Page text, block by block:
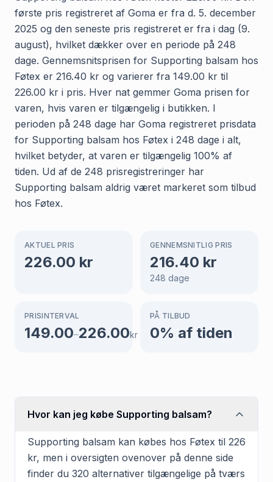
første pris registreret af Goma er fra d. 5. december
2025 og den seneste pris registreret er fra i dag (9.
august), hvilket dækker over en periode på 248
dage. Gennemsnitsprisen for Supporting balsam hos
Føtex er 216.40 kr og varierer fra 149.00 kr til
226.00 kr i pris. Hver nat gemmer Goma prisen for
varen, hvis varen er tilgængelig i butikken. I
perioden på 248 dage har Goma registreret prisdata
for Supporting balsam hos Føtex i 248 dage i alt,
hvilket betyder, at varen er tilgængelig 100% af
tiden. Ud af de 248 prisregistreringer har
Supporting balsam aldrig været markeret som tilbud
hos Føtex.
AKTUEL PRIS
226.00 kr
GENNEMSNITLIG PRIS
216.40 kr
248 dage
PRISINTERVAL
149.00–226.00kr
PÅ TILBUD
0% af tiden
Hvor kan jeg købe Supporting balsam?
Supporting balsam kan købes hos Føtex til 226
kr, men i oversigten ovenover på denne side
finder du 320 alternativer tilgængelige på tværs